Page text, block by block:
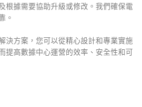
根據需要協助升級或修改。我們確保電
。
決方案，您可以從精心設計和專業實施
提高數據中心運營的效率、安全性和可